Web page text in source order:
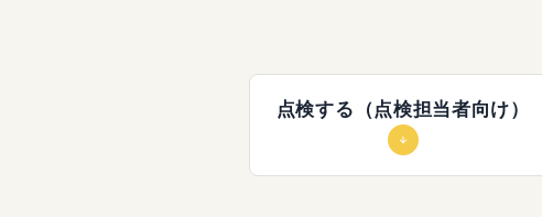
点検する（点検担当者向け）